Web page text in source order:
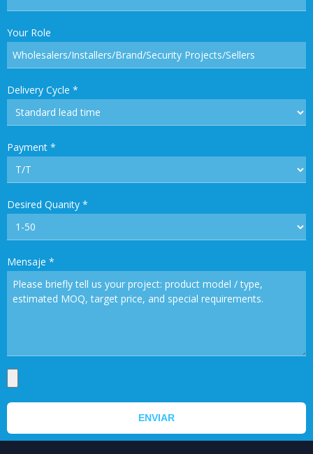
Your Role
Delivery Cycle *
Payment *
Desired Quanity *
Mensaje *
ENVIAR